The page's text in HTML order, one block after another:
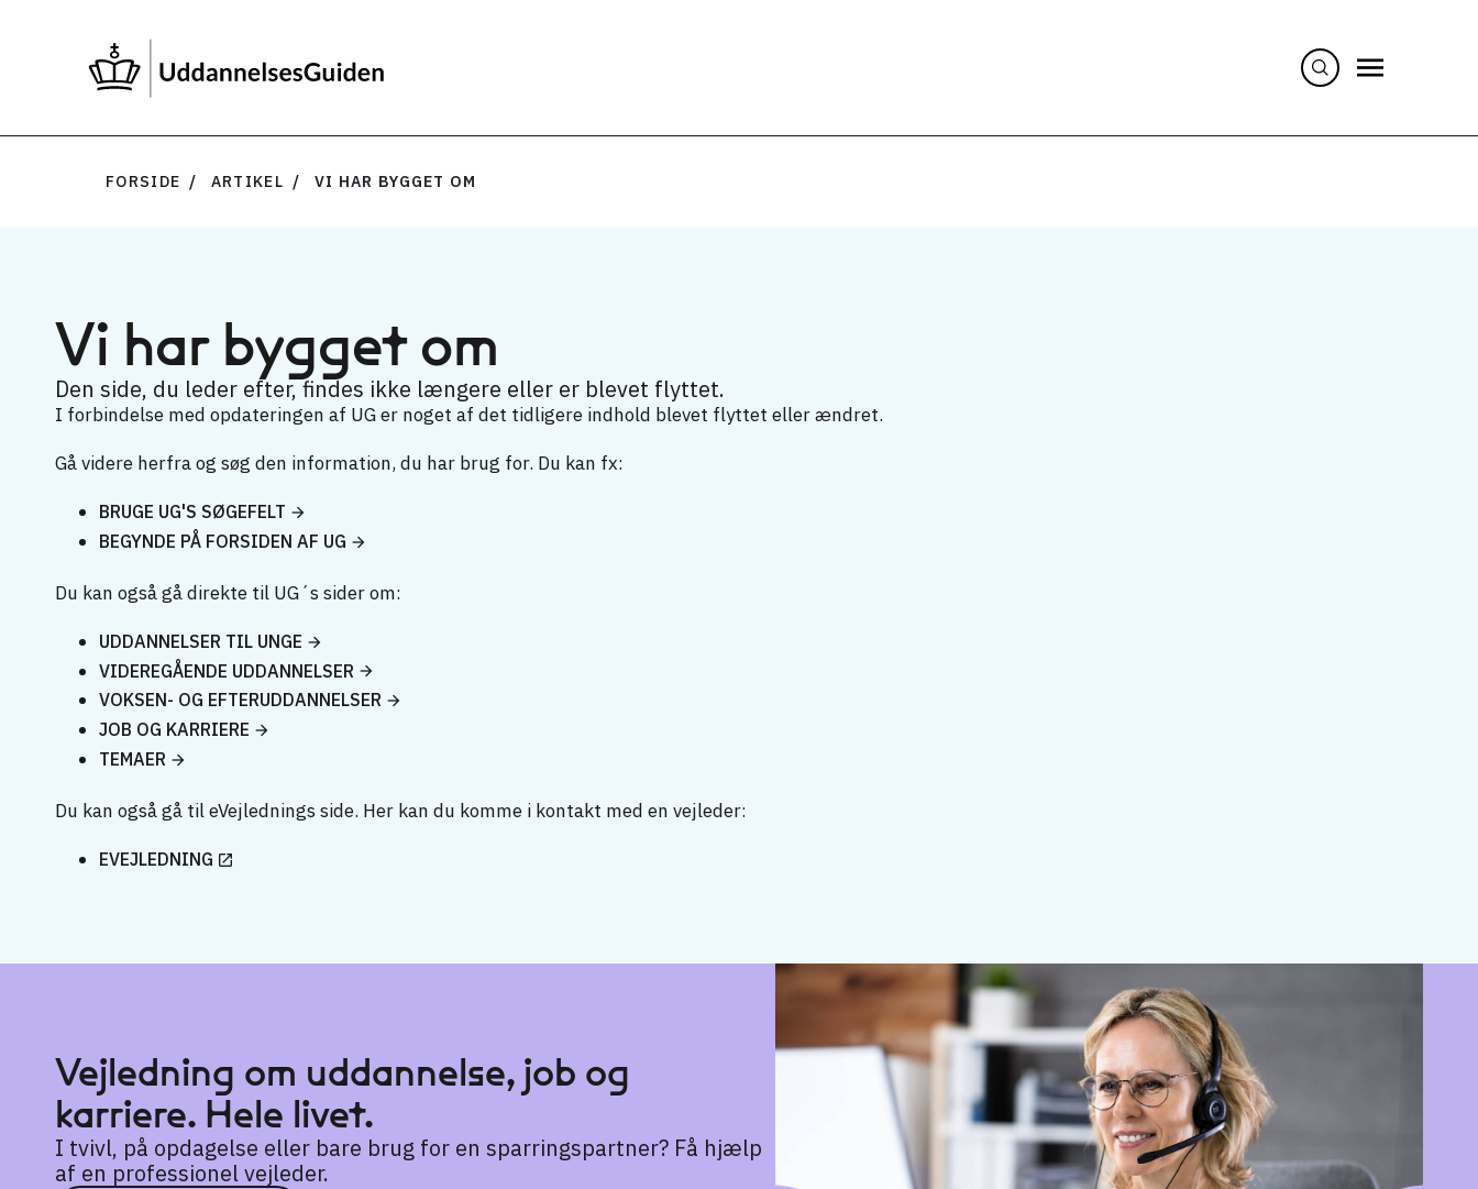
FORSIDE ARTIKEL VI HAR BYGGET OM
Vi har bygget om
Den side, du leder efter, findes ikke længere eller er blevet flyttet.
I forbindelse med opdateringen af UG er noget af det tidligere indhold blevet flyttet eller ændret.
Gå videre herfra og søg den information, du har brug for. Du kan fx:
BRUGE UG'S SØGEFELT
BEGYNDE PÅ FORSIDEN AF UG
Du kan også gå direkte til UG´s sider om:
UDDANNELSER TIL UNGE
VIDEREGÅENDE UDDANNELSER
VOKSEN- OG EFTERUDDANNELSER
JOB OG KARRIERE
TEMAER
Du kan også gå til eVejlednings side. Her kan du komme i kontakt med en vejleder:
EVEJLEDNING
Vejledning om uddannelse, job og
karriere. Hele livet.
I tvivl, på opdagelse eller bare brug for en sparringspartner? Få hjælp
af en professionel vejleder.